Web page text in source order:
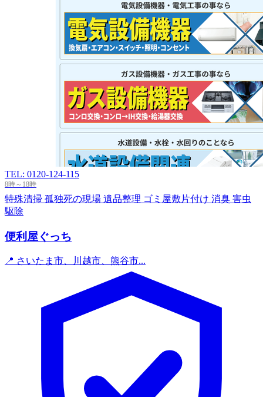
TEL: 0120-124-115
8時～18時
特殊清掃 孤独死の現場 遺品整理 ゴミ屋敷片付け 消臭 害虫
駆除
便利屋ぐっち
📍 さいたま市、川越市、熊谷市...